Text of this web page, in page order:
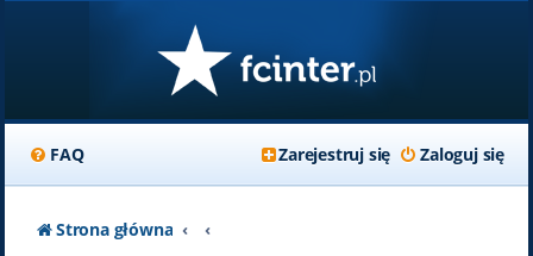
FAQ Zaloguj się
Zarejestruj się
Strona główna